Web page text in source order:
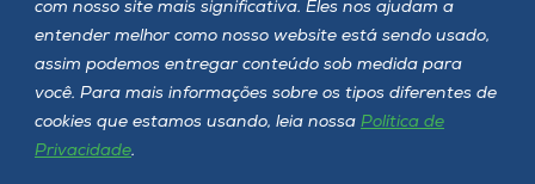
com nosso site mais significativa. Eles nos ajudam a
entender melhor como nosso website está sendo usado,
assim podemos entregar conteúdo sob medida para
você. Para mais informações sobre os tipos diferentes de
cookies que estamos usando, leia nossa Política de
Privacidade.